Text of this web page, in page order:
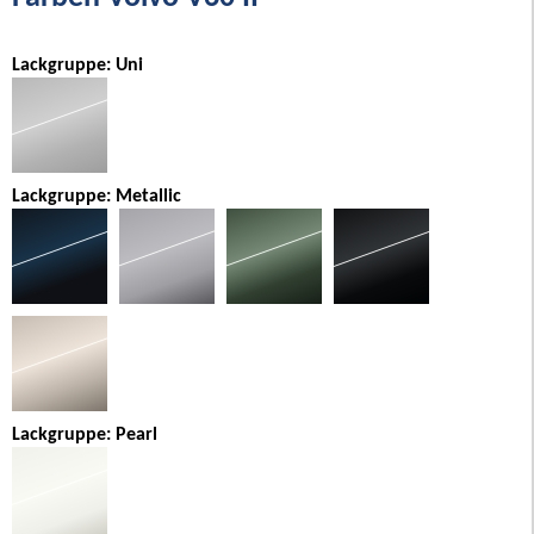
Lackgruppe: Uni
Lackgruppe: Metallic
Lackgruppe: Pearl